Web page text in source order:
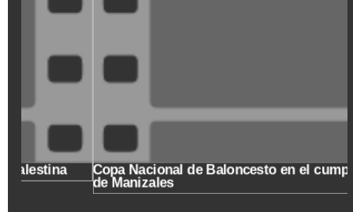
Copa Nacional de Baloncesto en el cumpleaños 173
de Manizales